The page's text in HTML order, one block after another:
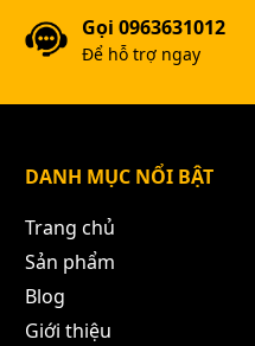
Gọi 0963631012
Để hỗ trợ ngay
DANH MỤC NỔI BẬT
Trang chủ
Sản phẩm
Blog
Giới thiệu